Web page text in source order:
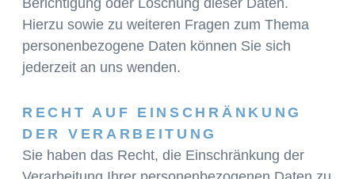
Berichtigung oder Löschung dieser Daten.
Hierzu sowie zu weiteren Fragen zum Thema
personenbezogene Daten können Sie sich
jederzeit an uns wenden.
RECHT AUF EINSCHRÄNKUNG
DER VERARBEITUNG
Sie haben das Recht, die Einschränkung der